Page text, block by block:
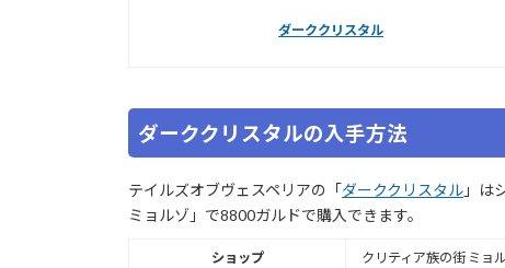
ダーククリスタル
ダーククリスタルの入手方法
テイルズオブヴェスペリアの「ダーククリスタル 」は
ミョルゾ」で8800ガルドで購入できます。
ショップ クリティア族の街 ミョ